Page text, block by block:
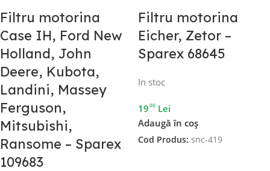
Filtru motorina
Case IH, Ford New
Holland, John
Deere, Kubota,
Landini, Massey
Ferguson,
Mitsubishi,
Ransome – Sparex
109683
Filtru motorina
Eicher, Zetor –
Sparex 68645
In stoc
1900 Lei
Adaugă în coș
Cod Produs: snc-419